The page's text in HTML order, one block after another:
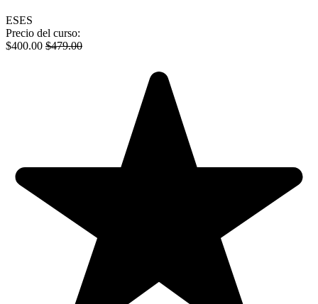
ESES
Precio del curso:
$400.00 $479.00